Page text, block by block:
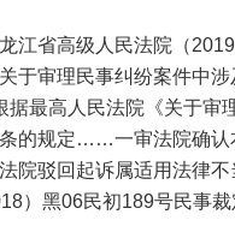
江省高级人民法院（2019
审理民事纠纷案件中涉
最高人民法院《关于审
的规定……一审法院确认
院驳回起诉属适用法律
）黑06民初189号民事